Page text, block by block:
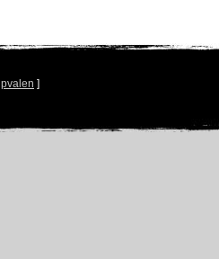
pvalen ]